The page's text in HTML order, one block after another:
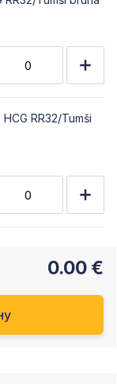
RR32/Tumši
0.00 €